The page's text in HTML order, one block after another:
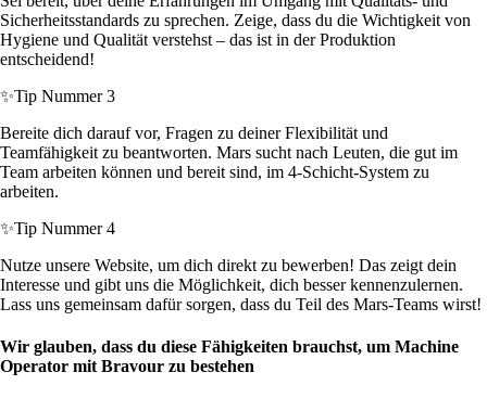
Sicherheitsstandards zu sprechen. Zeige, dass du die Wichtigkeit von
Hygiene und Qualität verstehst – das ist in der Produktion
entscheidend!
✨Tip Nummer 3
Bereite dich darauf vor, Fragen zu deiner Flexibilität und
Teamfähigkeit zu beantworten. Mars sucht nach Leuten, die gut im
Team arbeiten können und bereit sind, im 4-Schicht-System zu
arbeiten.
✨Tip Nummer 4
Nutze unsere Website, um dich direkt zu bewerben! Das zeigt dein
Interesse und gibt uns die Möglichkeit, dich besser kennenzulernen.
Lass uns gemeinsam dafür sorgen, dass du Teil des Mars-Teams wirst!
Wir glauben, dass du diese Fähigkeiten brauchst, um Machine
Operator mit Bravour zu bestehen